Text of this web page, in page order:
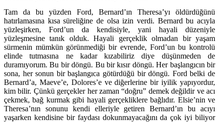
Tam da bu yüzden Ford, Bernard’ın Theresa’yı öldürdüğünü
hatırlamasına kısa süreliğine de olsa izin verdi. Bernard bu acıyla
yüzleşirken, Ford’un da kendisiyle, yani hayali düzeniyle
yüzleşmesine tanık olduk. Hayali gerçeklik olmadan bir yaşam
sürmenin mümkün görünmediği bir evrende, Ford’un bu kontrolü
elinde tutmasına ne kadar kızabiliriz diye düşünmeden de
duramıyorum. Bu bir döngü. Bu bir kısır döngü. Her başlangıcın bir
sona, her sonun bir başlangıca götürdüğü bir döngü. Ford belki de
Bernard’a, Maeve’e, Dolores’e ve diğerlerine bir iyilik yapıyordur,
kim bilir. Çünkü gerçekler her zaman “doğru” demek değildir ve acı
çekmek, bağ kurmak gibi hayali gerçekliklere bağlıdır. Elsie’nin ve
Theresa’nın sonunu kendi elleriyle getiren Bernard’ın bu acıyı
yaşarken kendisine bir faydası dokunmayacağını da çok iyi biliyor